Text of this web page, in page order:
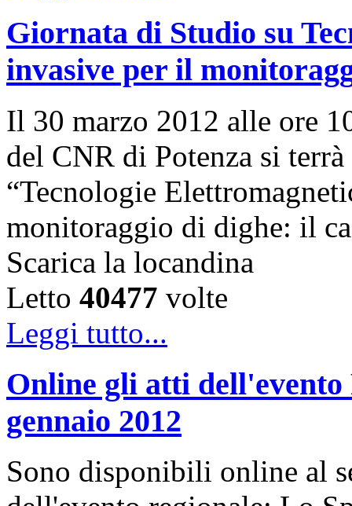
Giornata di Studio su
invasive per il
Il 30 marzo 2012 alle ore
del CNR di Potenza si
“Tecnologie
monitoraggio di dighe: il
Scarica la locandina
Letto 40477 volte
Leggi tutto...
Online gli atti
gennaio 2012
Sono disponibili online al